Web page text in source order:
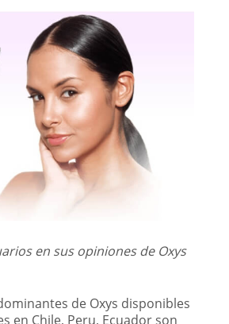
en sus opiniones de Oxys
de Oxys disponibles
en Chile, Peru, Ecuador son